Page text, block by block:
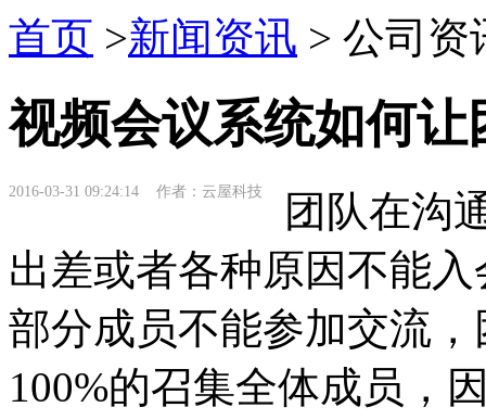
首页 >新闻资讯 > 公司资
视频会议系统如何让
2016-03-31 09:24:14 作者：云屋科技
团队在沟
出差或者各种原因不能
部分成员不能参加交流
100%的召集全体成员，